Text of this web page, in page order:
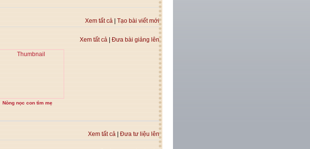
Xem tất cả | Tạo bài viết mới
Xem tất cả Đưa bài giảng lên
Nòng nọc con tìm mẹ
Xem tất cả | Đưa tư liệu lên